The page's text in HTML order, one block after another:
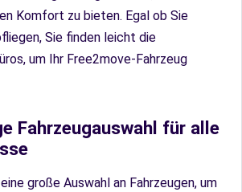
Komfort zu bieten. Egal ob Sie
Sie finden leicht die
um Ihr Free2move-Fahrzeug
Fahrzeugauswahl für alle
große Auswahl an Fahrzeugen, um